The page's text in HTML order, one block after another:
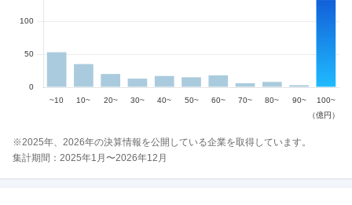
※2025年、 2026年の決算情報を公開している企業を取得しています。
集計期間： 2025年1 月〜2026年12 月